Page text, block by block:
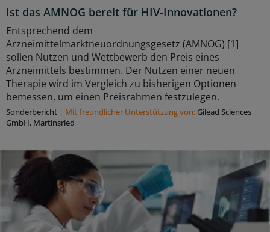
Ist das AMNOG bereit für HIV-Innovationen?
Entsprechend dem
Arzneimittelmarktneuordnungsgesetz (AMNOG) [1]
sollen Nutzen und Wettbewerb den Preis eines
Arzneimittels bestimmen. Der Nutzen einer neuen
Therapie wird im Vergleich zu bisherigen Optionen
bemessen, um einen Preisrahmen festzulegen.
Sonderbericht | Mit freundlicher Unterstützung von: Gilead Sciences
GmbH, Martinsried